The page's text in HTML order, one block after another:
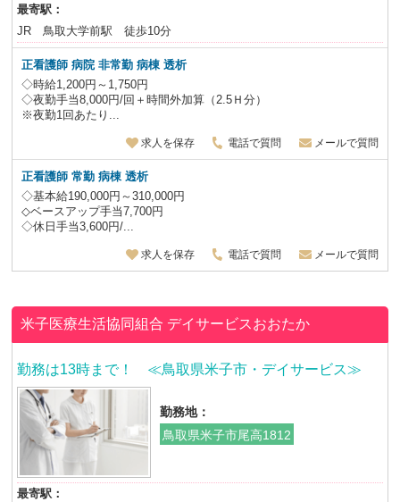
最寄駅：
JR 鳥取大学前駅 徒歩10分
正看護師 病院 非常勤病棟 透析
◇時給1,200円～1,750円
◇夜勤手当8,000円/回＋時間外加算（2.5Ｈ分）
※夜勤1回あたり...
求人を保存 電話で質問 メールで質問
正看護師 常勤 病棟 透析
◇基本給190,000円～310,000円
◇ベースアップ手当7,700円
◇休日手当3,600円/...
求人を保存 電話で質問 メールで質問
米子医療生活協同組合 デイサービスおおたか
勤務は13時まで！ ≪鳥取県米子市・デイサービス≫
勤務地：
鳥取県米子市尾高1812
最寄駅：